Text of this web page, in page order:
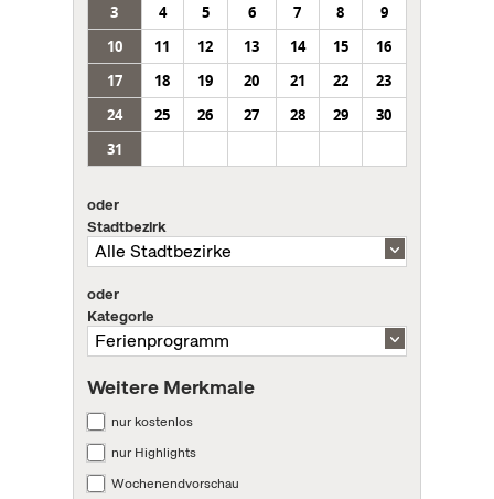
3
4 5 6 7 8
9
10
11 12 13 14 15
16
17
18 19 20 21 22
23
24
25 26 27 28 29
30
31
oder
Stadtbezirk
oder
Kategorie
Weitere Merkmale
nur kostenlos
nur Highlights
Wochenendvorschau